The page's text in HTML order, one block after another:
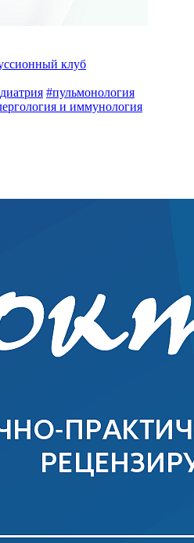
клуб
#пульмонология
и иммунология